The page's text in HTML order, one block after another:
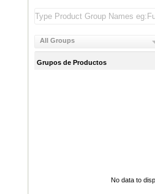
All Groups
Grupos de Productos
No data to